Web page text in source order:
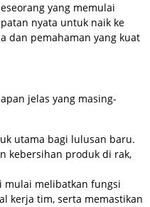
yang memulai
nyata untuk naik ke
dan pemahaman yang kuat
jelas yang masing-
utama bagi lulusan baru.
kebersihan produk di rak,
mulai melibatkan fungsi
kerja tim, serta memastikan